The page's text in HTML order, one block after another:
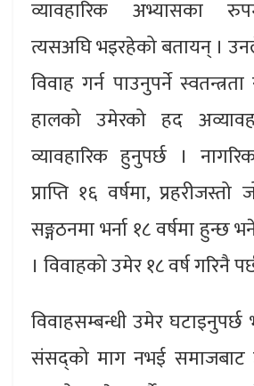
व्यावहारिक अभ्यासका
त्यसअघि भइरहेको बतायन् ।
विवाह गर्न पाउनुपर्ने
हालको उमेरको हद
व्यावहारिक हुनुपर्छ ।
प्राप्ति १६ वर्षमा, प्रहरीजस्तो
सङ्गठनमा भर्ना १८ वर्षमा हुन्छ
। विवाहको उमेर १८ वर्ष गरिनै
विवाहसम्बन्धी उमेर
संसद्को माग नभई समाजबाट